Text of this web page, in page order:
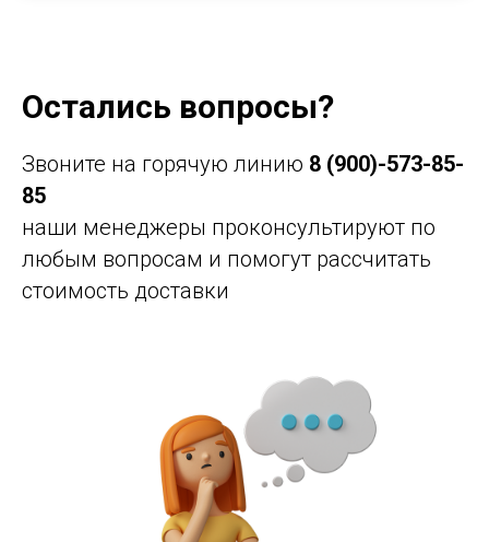
Остались вопросы?
Звоните на горячую линию 8 (900)-573-85-
85
наши менеджеры проконсультируют по
любым вопросам и помогут рассчитать
стоимость доставки